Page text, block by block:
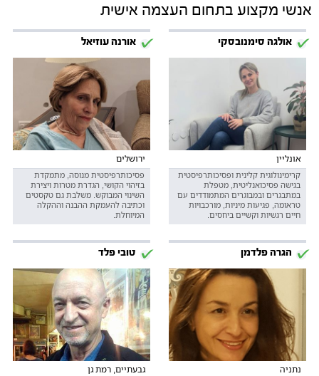
אנשי מקצוע בתחום העצמה אישית
אולגה סימנובסקי
אונליין
קרימינולוגית קלינית ופסיכותרפיסטית
בגישה פסיכואנליטית, מטפלת
במתבגרים ובמבוגרים המתמודדים עם
טראומה, פגיעות מיניות, מורכבויות
חיים רגשיות וקשיים ביחסים.
אורנה עוזיאל
ירושלים
פסיכותרפיסטית מנוסה, מתמקדת
בזיהוי הקושי, הגדרת מטרות ויצירת
השינוי המבוקש. משלבת גם טקסטים
וכתיבה להעמקת ההבנה וההקלה
המיוחלת.
הגרה פלדמן
נתניה
טובי פלד
גבעתיים, רמת גן